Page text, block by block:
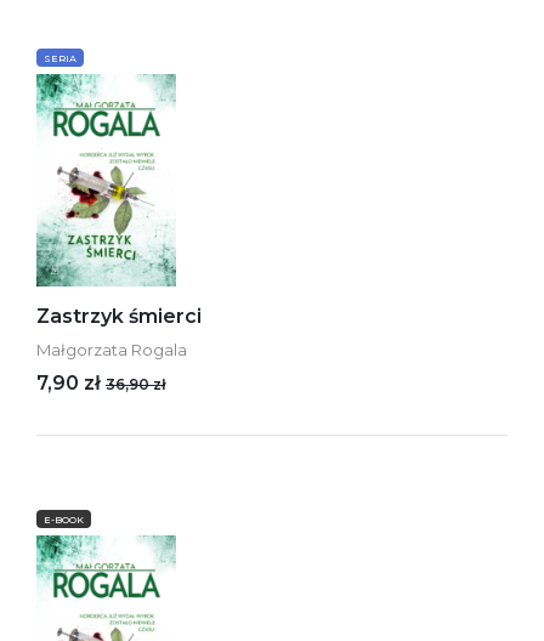
SERIA
Zastrzyk śmierci
Małgorzata Rogala
7,90 zł 36,90 zł
E-BOOK